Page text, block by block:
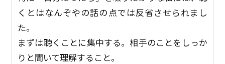
くとはなんぞやの話の点では反省させられまし
た。
まずは聴くことに集中する。相手のことをしっか
りと聞いて理解すること。